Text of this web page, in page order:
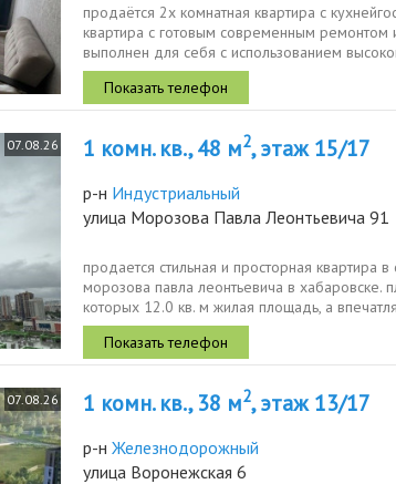
продаётся 2х комнатная квартира с
квартира с готовым современным
выполнен для себя с использованием
светлых...
07.08.26 1 комн. кв., 48 м2, этаж 15/17
р-н Индустриальный
улица Морозова Павла Леонтьевича 91
продается стильная и просторная
морозова павла леонтьевича в хабаровске.
которых 12.0 кв. м жилая площадь, а
07.08.26 1 комн. кв., 38 м2, этаж 13/17
р-н Железнодорожный
улица Воронежская 6